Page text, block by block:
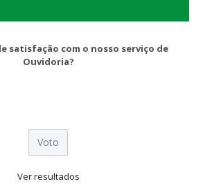
satisfação com o nosso serviço de
Ouvidoria?
Ver resultados